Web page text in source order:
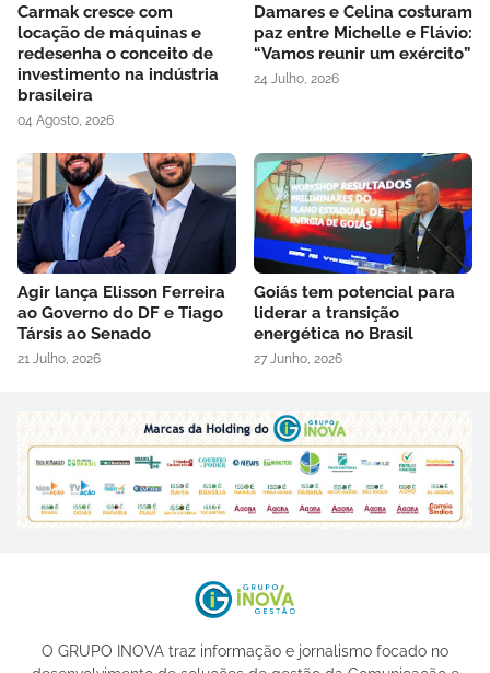
Carmak cresce com
locação de máquinas e
redesenha o conceito de
investimento na indústria
brasileira
04 Agosto, 2026
Damares e Celina costuram
paz entre Michelle e Flávio:
“Vamos reunir um exército”
24 Julho, 2026
Agir lança Elisson Ferreira
ao Governo do DF e Tiago
Társis ao Senado
21 Julho, 2026
Goiás tem potencial para
liderar a transição
energética no Brasil
27 Junho, 2026
O GRUPO INOVA traz informação e jornalismo focado no